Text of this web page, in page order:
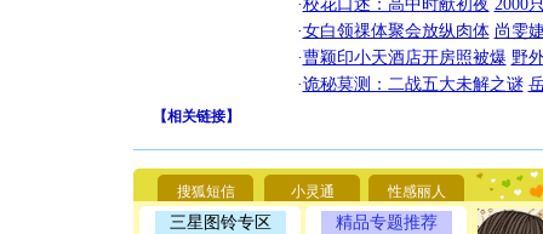
·校花口述：高中时献初夜 2000
·女白领祼体聚会放纵肉体 尚雯
·曹颖印小天酒店开房照被爆 野
·诡秘莫测：二战五大未解之谜
【相关链接】
搜狐短信 小灵通 性感丽人
三星图铃专区 精品专题推荐
要平安！
[圣诞节]
能正大光